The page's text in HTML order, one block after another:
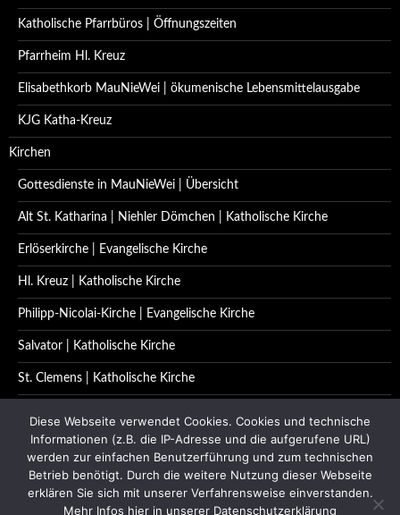
Katholische Pfarrbüros | Öffnungszeiten
Pfarrheim Hl. Kreuz
Elisabethkorb MauNieWei | ökumenische Lebensmittelausgabe
KJG Katha-Kreuz
Kirchen
Gottesdienste in MauNieWei | Übersicht
Alt St. Katharina | Niehler Dömchen | Katholische Kirche
Erlöserkirche | Evangelische Kirche
Hl. Kreuz | Katholische Kirche
Philipp-Nicolai-Kirche | Evangelische Kirche
Salvator | Katholische Kirche
St. Clemens | Katholische Kirche
St. Quirinus | Katholische Kirche
Impressum | Datenschutzerklärung
Diese Webseite verwendet Cookies. Cookies und technische
Informationen (z.B. die IP-Adresse und die aufgerufene URL)
werden zur einfachen Benutzerführung und zum technischen
Betrieb benötigt. Durch die weitere Nutzung dieser Webseite
erklären Sie sich mit unserer Verfahrensweise einverstanden.
Mehr Infos hier in unserer Datenschutzerklärung